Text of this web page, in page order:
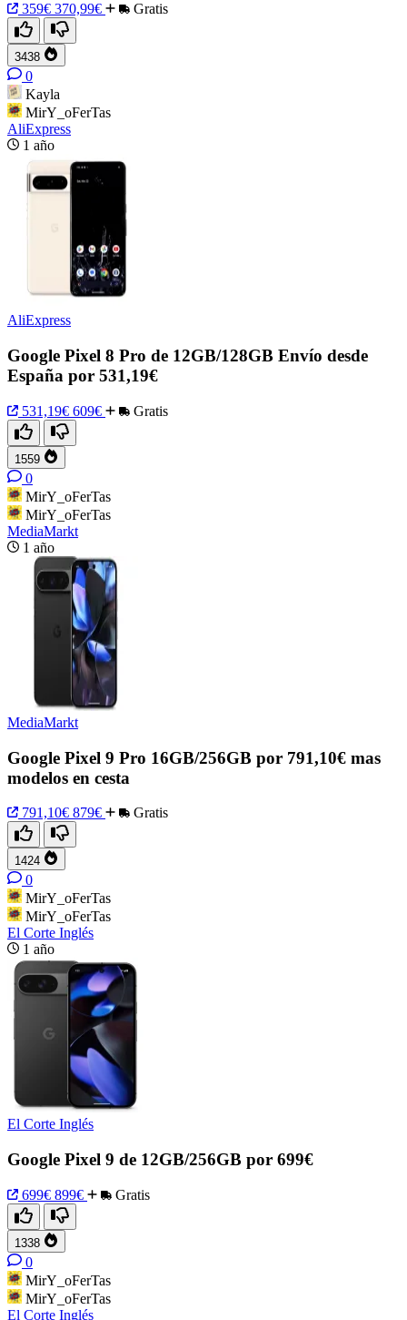
359€ 370,99€ Gratis
3438
0
Kayla
MirY_oFerTas
AliExpress
1 año
AliExpress
Google Pixel 8 Pro de 12GB/128GB Envío desde
España por 531,19€
531,19€ 609€ Gratis
1559
0
MirY_oFerTas
MirY_oFerTas
MediaMarkt
1 año
MediaMarkt
Google Pixel 9 Pro 16GB/256GB por 791,10€ mas
modelos en cesta
791,10€ 879€ Gratis
1424
0
MirY_oFerTas
MirY_oFerTas
El Corte Inglés
1 año
El Corte Inglés
Google Pixel 9 de 12GB/256GB por 699€
699€ 899€ Gratis
1338
0
MirY_oFerTas
MirY_oFerTas
El Corte Inglés